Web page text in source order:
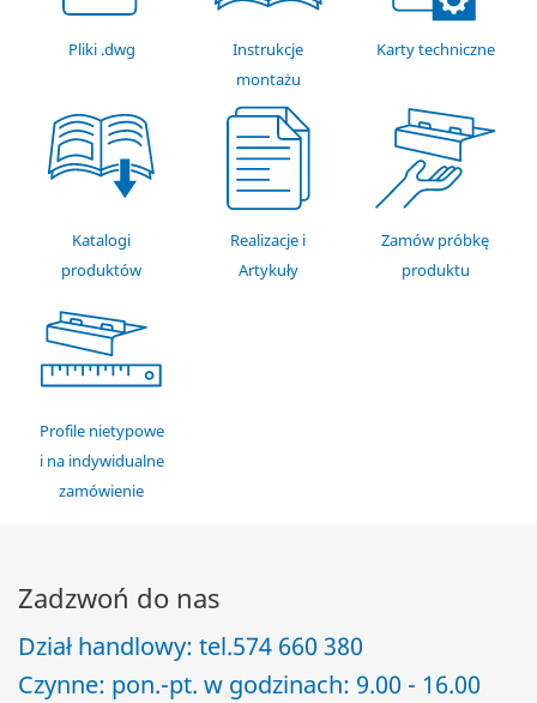
Pliki .dwg
Instrukcje
montażu
Karty techniczne
Katalogi
produktów
Realizacje i
Artykuły
Zamów próbkę
produktu
Profile nietypowe
i na indywidualne
zamówienie
Zadzwoń do nas
Dział handlowy: tel.574 660 380
Czynne: pon.-pt. w godzinach: 9.00 - 16.00